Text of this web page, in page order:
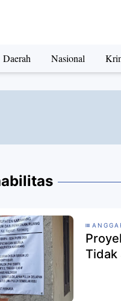
Daerah Nasional
Tidak